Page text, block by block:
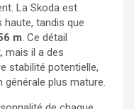
La Skoda est
haute, tandis que
m. Ce détail
mais il a des
stabilité potentielle,
générale plus mature.